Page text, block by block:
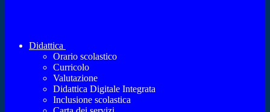
Didattica
Orario scolastico
Curricolo
Valutazione
Didattica Digitale Integrata
Inclusione scolastica